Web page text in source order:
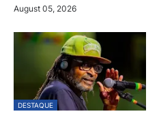
August 05, 2026
DESTAQUE